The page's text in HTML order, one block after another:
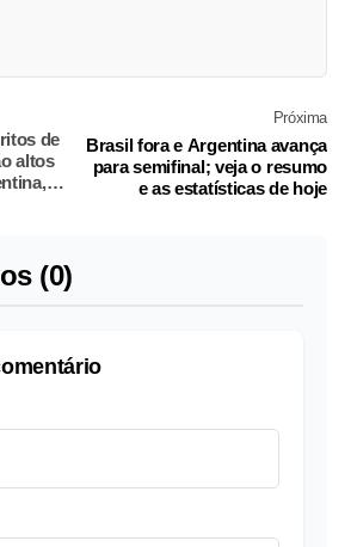
de
altos
Próxima
Brasil fora e Argentina avança
para semifinal; veja o resumo
e as estatísticas de hoje
(0)